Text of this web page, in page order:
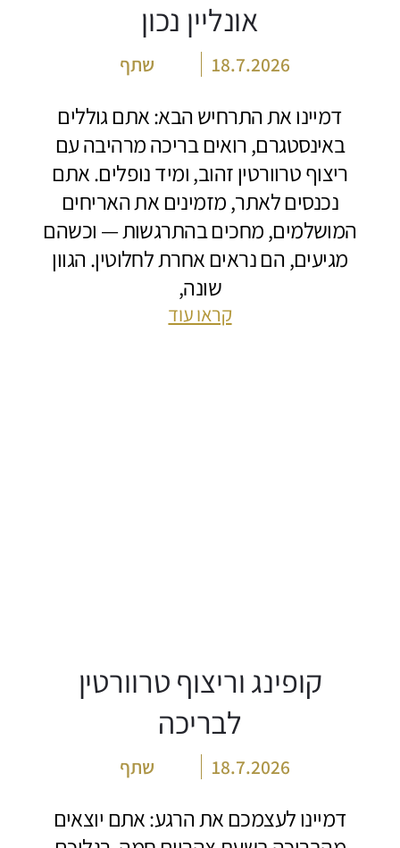
אונליין נכון
18.7.2026 שתף
דמיינו את התרחיש הבא: אתם גוללים
באינסטגרם, רואים בריכה מרהיבה עם
ריצוף טרוורטין זהוב, ומיד נופלים. אתם
נכנסים לאתר, מזמינים את האריחים
המושלמים, מחכים בהתרגשות — וכשהם
מגיעים, הם נראים אחרת לחלוטין. הגוון
שונה,
קראו עוד
קופינג וריצוף טרוורטין
לבריכה
18.7.2026 שתף
דמיינו לעצמכם את הרגע: אתם יוצאים